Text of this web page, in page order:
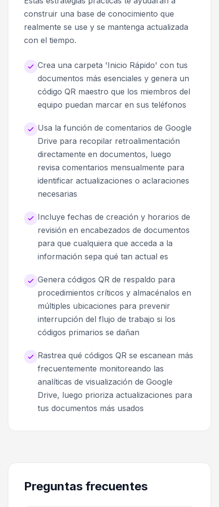
construir una base de conocimiento que
realmente se use y se mantenga actualizada
con el tiempo.
Crea una carpeta 'Inicio Rápido' con tus
documentos más esenciales y genera un
código QR maestro que los miembros del
equipo puedan marcar en sus teléfonos
Usa la función de comentarios de Google
Drive para recopilar retroalimentación
directamente en documentos, luego
revisa comentarios mensualmente para
identificar actualizaciones o aclaraciones
necesarias
Incluye fechas de creación y horarios de
revisión en encabezados de documentos
para que cualquiera que acceda a la
información sepa qué tan actual es
Genera códigos QR de respaldo para
procedimientos críticos y almacénalos en
múltiples ubicaciones para prevenir
interrupción del flujo de trabajo si los
códigos primarios se dañan
Rastrea qué códigos QR se escanean más
frecuentemente monitoreando las
analíticas de visualización de Google
Drive, luego prioriza actualizaciones para
tus documentos más usados
Preguntas frecuentes